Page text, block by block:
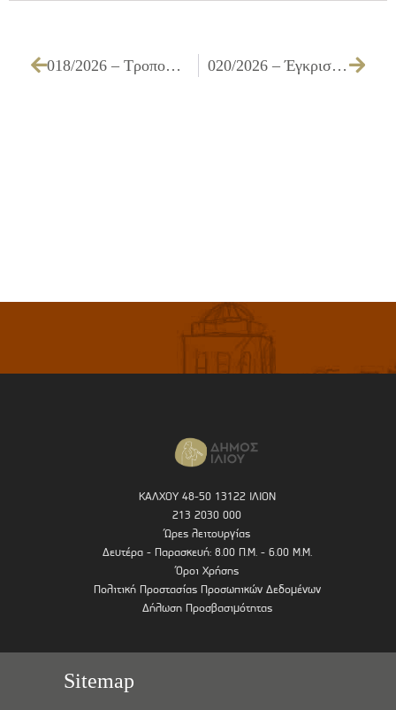
018/2026 – Τροποποίηση της υπ’ αριθμ. 141/2024 Απόφασης Δημοτικού Συμβουλίου 020/2026 – Έγκριση της Έκθεσης Πεπραγμένων Δημοτικής Επιτροπής Β΄ εξαμήνου 2025, σύμφωνα με την παρ. 3 του άρθρου 40 του Ν. 4735/2020 (ΦΕΚ 197/Α’/12.10.2020), όπως έχει αντικατασταθεί και ισχύει έως σήμερα
ΚΑΛΧΟΥ 48-50 13122 ΙΛΙΟΝ
213 2030 000
Ώρες λειτουργίας
Δευτέρα - Παρασκευή: 8.00 Π.Μ. - 6.00 Μ.Μ.
Όροι Χρήσης
Πολιτική Προστασίας Προσωπικών Δεδομένων
Δήλωση Προσβασιμότητας
Sitemap